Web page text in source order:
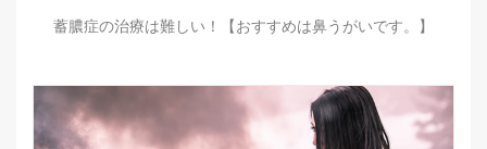
蓄膿症の治療は難しい！【おすすめは鼻うがいです。】